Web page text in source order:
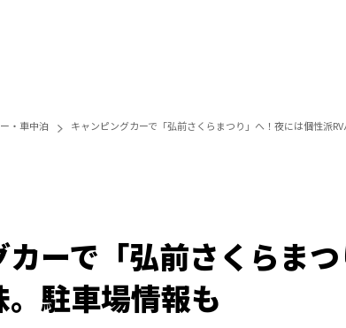
・車中泊 キャンピングカーで「弘前さくらまつり」へ！夜には個性派
ーで「弘前さくらま
駐車場情報も